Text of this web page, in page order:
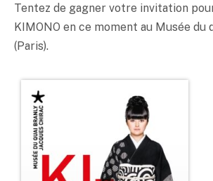
Tentez de gagner votre invitation
KIMONO en ce moment au Musée du
(Paris).